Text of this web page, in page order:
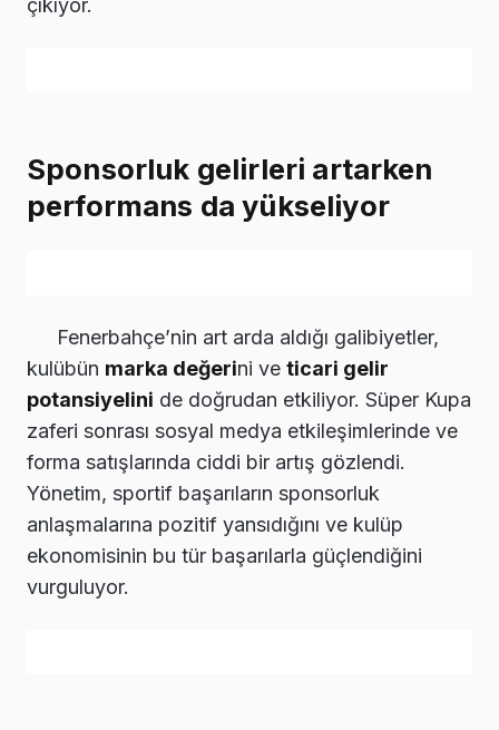
çıkıyor.
Sponsorluk gelirleri artarken
performans da yükseliyor
Fenerbahçe’nin art arda aldığı galibiyetler,
kulübün marka değerini ve ticari gelir
potansiyelini de doğrudan etkiliyor. Süper Kupa
zaferi sonrası sosyal medya etkileşimlerinde ve
forma satışlarında ciddi bir artış gözlendi.
Yönetim, sportif başarıların sponsorluk
anlaşmalarına pozitif yansıdığını ve kulüp
ekonomisinin bu tür başarılarla güçlendiğini
vurguluyor.